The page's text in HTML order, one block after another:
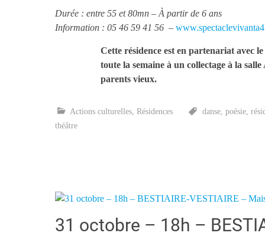
Durée : entre 55 et 80mn – À partir de 6 ans
Information : 05 46 59 41 56 –
Cette résidence est en partenariat avec
toute la semaine à un collectage à la
parents vieux.
Actions culturelles, Résidences danse, poésie,
théâtre
31 octobre – 18h –